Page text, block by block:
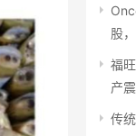
股
福
产
传